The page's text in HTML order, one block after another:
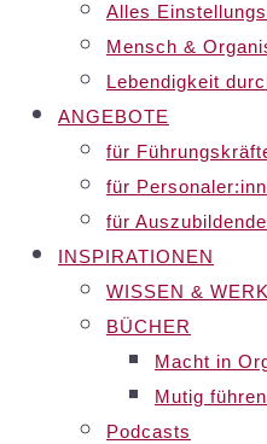
Alles
Mensch &
Lebendigkeit
ANGEBOTE
für
für
für
INSPIRATIONEN
WISSEN &
BÜCHER
Macht in
Mutig führen
Podcasts